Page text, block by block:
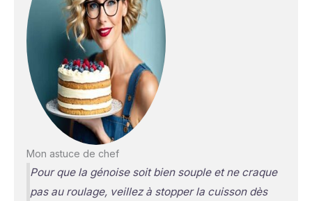
Mon astuce de chef
Pour que la génoise soit bien souple et ne craque
pas au roulage, veillez à stopper la cuisson dès